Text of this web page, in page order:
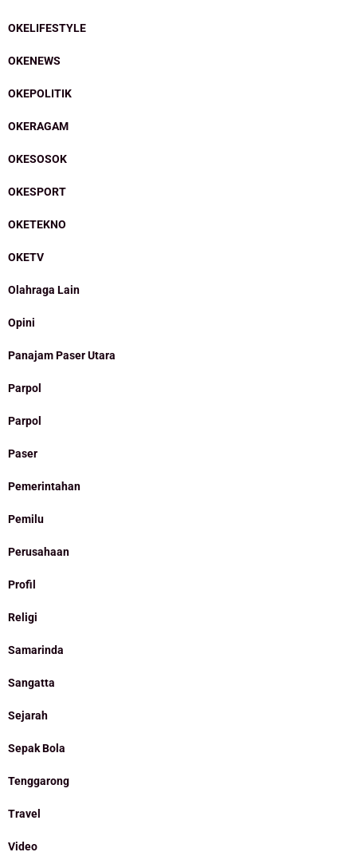
OKELIFESTYLE
OKENEWS
OKEPOLITIK
OKERAGAM
OKESOSOK
OKESPORT
OKETEKNO
OKETV
Olahraga Lain
Opini
Panajam Paser Utara
Parpol
Parpol
Paser
Pemerintahan
Pemilu
Perusahaan
Profil
Religi
Samarinda
Sangatta
Sejarah
Sepak Bola
Tenggarong
Travel
Video